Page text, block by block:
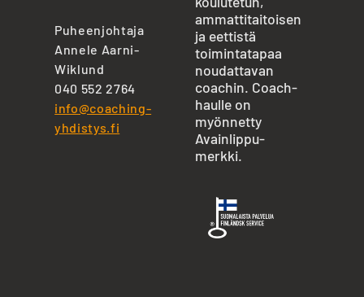
Puheenjohtaja
Annele Aarni-
Wiklund
040 552 2764
info@coaching-
yhdistys.fi
ammattitaitoisen
ja eettistä
toimintatapaa
noudattavan
coachin. Coach-
haulle on
myönnetty
Avainlippu-
merkki.